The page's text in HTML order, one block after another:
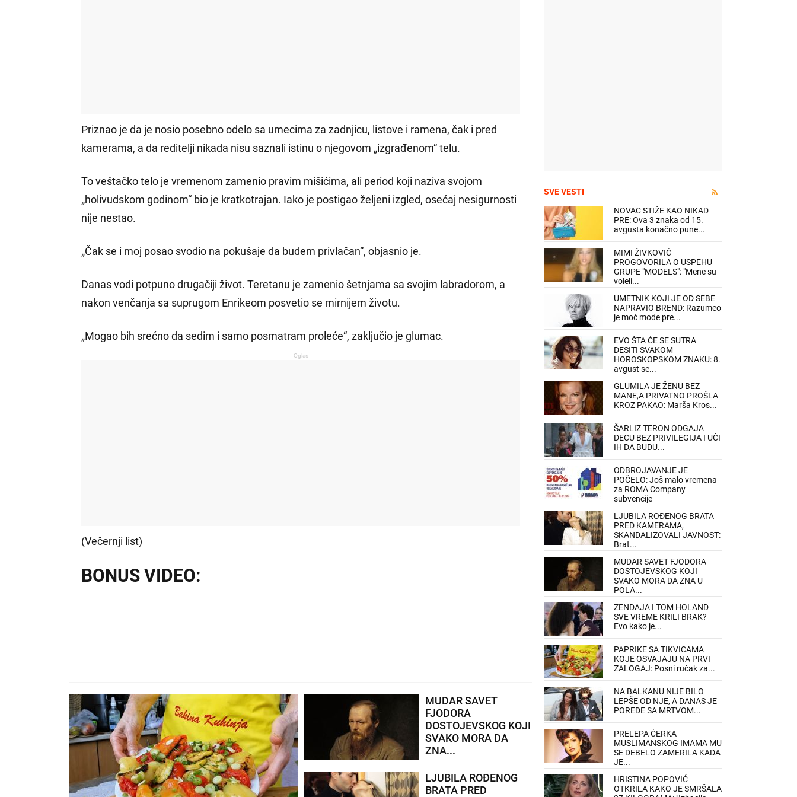
Priznao je da je nosio posebno odelo sa umecima za zadnjicu, listove i ramena, čak i pred
kamerama, a da reditelji nikada nisu saznali istinu o njegovom „izgrađenom“ telu.
To veštačko telo je vremenom zamenio pravim mišićima, ali period koji naziva svojom
„holivudskom godinom“ bio je kratkotrajan. Iako je postigao željeni izgled, osećaj nesigurnosti
nije nestao.
„Čak se i moj posao svodio na pokušaje da budem privlačan“, objasnio je.
Danas vodi potpuno drugačiji život. Teretanu je zamenio šetnjama sa svojim labradorom, a
nakon venčanja sa suprugom Enrikeom posvetio se mirnijem životu.
„Mogao bih srećno da sedim i samo posmatram proleće“, zaključio je glumac.
Oglas
(Večernji list)
BONUS VIDEO:
MUDAR SAVET
FJODORA
DOSTOJEVSKOG KOJI
SVAKO MORA DA
ZNA...
LJUBILA ROĐENOG
BRATA PRED
SVE VESTI
NOVAC STIŽE KAO NIKAD
PRE: Ova 3 znaka od 15.
avgusta konačno pune...
MIMI ŽIVKOVIĆ
PROGOVORILA O USPEHU
GRUPE "MODELS": "Mene su
voleli...
UMETNIK KOJI JE OD SEBE
NAPRAVIO BREND: Razumeo
je moć mode pre...
EVO ŠTA ĆE SE SUTRA
DESITI SVAKOM
HOROSKOPSKOM ZNAKU: 8.
avgust se...
GLUMILA JE ŽENU BEZ
MANE,A PRIVATNO PROŠLA
KROZ PAKAO: Marša Kros...
ŠARLIZ TERON ODGAJA
DECU BEZ PRIVILEGIJA I UČI
IH DA BUDU...
ODBROJAVANJE JE
POČELO: Još malo vremena
za ROMA Company
subvencije
LJUBILA ROĐENOG BRATA
PRED KAMERAMA,
SKANDALIZOVALI JAVNOST:
Brat...
MUDAR SAVET FJODORA
DOSTOJEVSKOG KOJI
SVAKO MORA DA ZNA U
POLA...
ZENDAJA I TOM HOLAND
SVE VREME KRILI BRAK?
Evo kako je...
PAPRIKE SA TIKVICAMA
KOJE OSVAJAJU NA PRVI
ZALOGAJ: Posni ručak za...
NA BALKANU NIJE BILO
LEPŠE OD NJE, A DANAS JE
POREDE SA MRTVOM...
PRELEPA ĆERKA
MUSLIMANSKOG IMAMA MU
SE DEBELO ZAMERILA KADA
JE...
HRISTINA POPOVIĆ
OTKRILA KAKO JE SMRŠALA